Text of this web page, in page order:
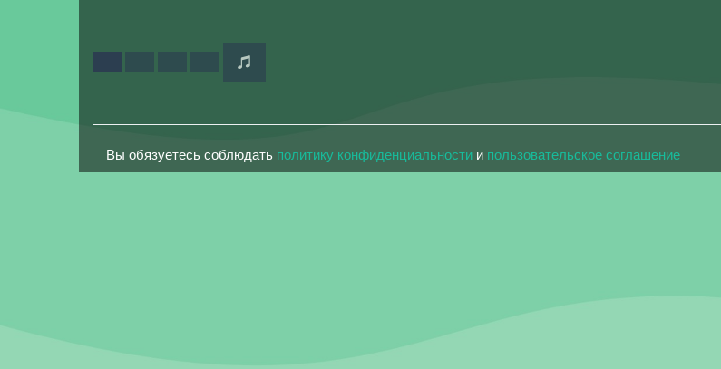
Вы обязуетесь соблюдать политику конфиденциальности и пользовательское соглашение